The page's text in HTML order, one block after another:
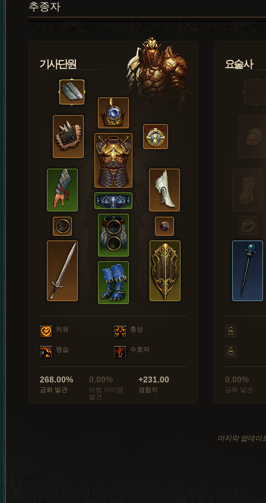
추종자
기사단원
치유 충성
맹습 수호자
268.00%
금화 발견
0.00%
마법 아이템
발견
+231.00
경험치
요술사
0.00%
금화 발견
마지막 업데이